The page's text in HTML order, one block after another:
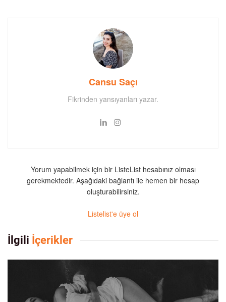
Cansu Saçı
Fikrinden yansıyanları yazar.
Yorum yapabilmek için bir ListeList hesabınız olması
gerekmektedir. Aşağıdaki bağlantı ile hemen bir hesap
oluşturabilirsiniz.
Listelist'e üye ol
İlgili İçerikler